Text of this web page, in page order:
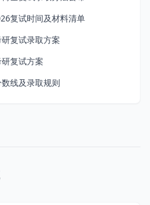
复试时间及材料清单
复试录取方案
复试方案
线及录取规则